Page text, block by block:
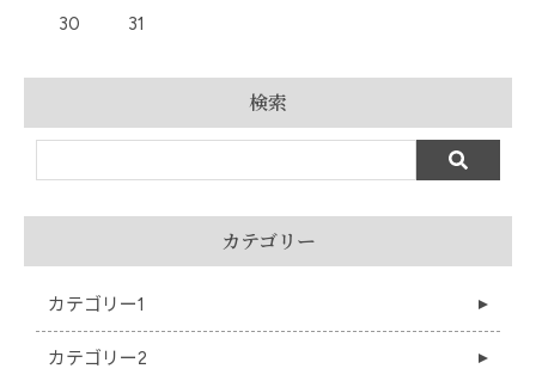
30
31
検索
カテゴリー
カテゴリー1
カテゴリー2